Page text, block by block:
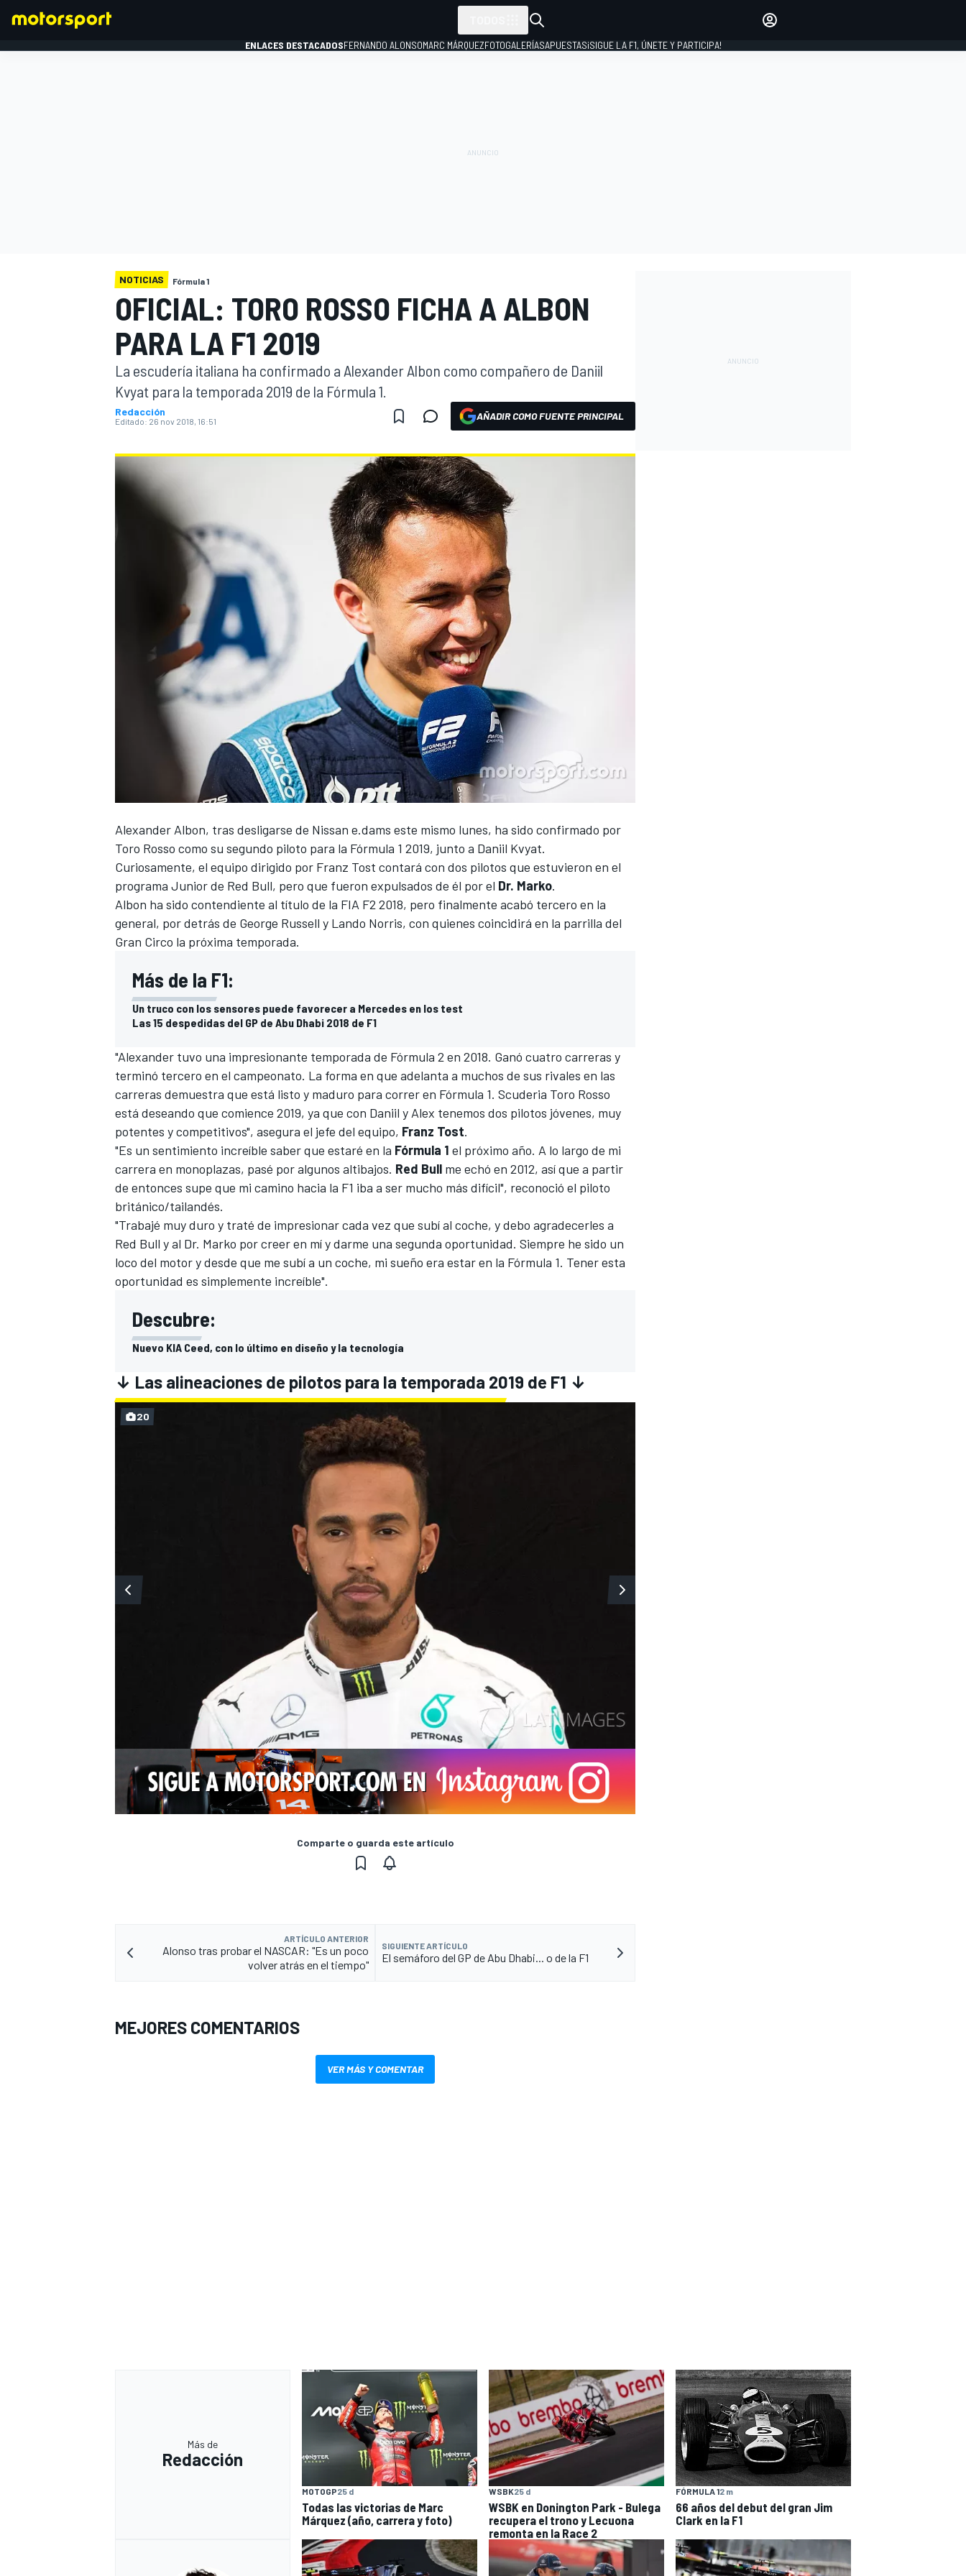
FÓRMULA E
ENLACES DESTACADOSFERNANDO ALONSOMARC MÁRQUEZFOTOGALERÍASAPUESTAS¡SIGUE LA F1, ÚNETE Y PARTICIPA!
NOTICIAS Fórmula 1
OFICIAL: TORO ROSSO FICHA A ALBON
PARA LA F1 2019
La escudería italiana ha confirmado a Alexander Albon como compañero de Daniil
Kvyat para la temporada 2019 de la Fórmula 1.
Redacción
Editado: 26 nov 2018, 16:51 AÑADIR COMO FUENTE PRINCIPAL
Alexander Albon, tras desligarse de Nissan e.dams este mismo lunes, ha sido confirmado por
Toro Rosso como su segundo piloto para la Fórmula 1 2019, junto a Daniil Kvyat.
Curiosamente, el equipo dirigido por Franz Tost contará con dos pilotos que estuvieron en el
programa Junior de Red Bull, pero que fueron expulsados de él por el Dr. Marko.
Albon ha sido contendiente al título de la FIA F2 2018, pero finalmente acabó tercero en la
general, por detrás de George Russell y Lando Norris, con quienes coincidirá en la parrilla del
Gran Circo la próxima temporada.
Más de la F1:
Un truco con los sensores puede favorecer a Mercedes en los test
Las 15 despedidas del GP de Abu Dhabi 2018 de F1
"Alexander tuvo una impresionante temporada de Fórmula 2 en 2018. Ganó cuatro carreras y
terminó tercero en el campeonato. La forma en que adelanta a muchos de sus rivales en las
carreras demuestra que está listo y maduro para correr en Fórmula 1. Scuderia Toro Rosso
está deseando que comience 2019, ya que con Daniil y Alex tenemos dos pilotos jóvenes, muy
potentes y competitivos", asegura el jefe del equipo, Franz Tost.
"Es un sentimiento increíble saber que estaré en la Fórmula 1 el próximo año. A lo largo de mi
carrera en monoplazas, pasé por algunos altibajos. Red Bull me echó en 2012, así que a partir
de entonces supe que mi camino hacia la F1 iba a ser mucho más difícil", reconoció el piloto
británico/tailandés.
"Trabajé muy duro y traté de impresionar cada vez que subí al coche, y debo agradecerles a
Red Bull y al Dr. Marko por creer en mí y darme una segunda oportunidad. Siempre he sido un
loco del motor y desde que me subí a un coche, mi sueño era estar en la Fórmula 1. Tener esta
oportunidad es simplemente increíble".
Descubre:
Nuevo KIA Ceed, con lo último en diseño y la tecnología
↓ Las alineaciones de pilotos para la temporada 2019 de F1 ↓
20
Comparte o guarda este artículo
ARTÍCULO ANTERIOR
Alonso tras probar el NASCAR: "Es un poco
volver atrás en el tiempo"
SIGUIENTE ARTÍCULO
El semáforo del GP de Abu Dhabi... o de la F1
MEJORES COMENTARIOS
VER MÁS Y COMENTAR
Más de
Redacción
MOTOGP25 d
Todas las victorias de Marc
Márquez (año, carrera y foto)
WSBK25 d
WSBK en Donington Park - Bulega
recupera el trono y Lecuona
remonta en la Race 2
FÓRMULA 12 m
66 años del debut del gran Jim
Clark en la F1